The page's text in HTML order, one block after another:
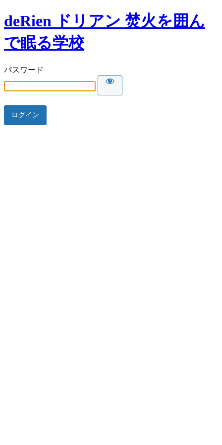
deRien ドリアン 焚火を囲ん
で眠る学校
パスワード